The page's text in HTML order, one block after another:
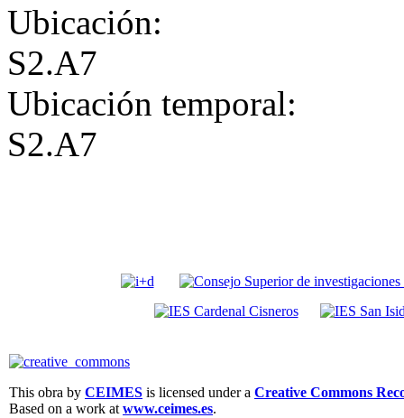
Ubicación:
S2.A7
Ubicación temporal:
S2.A7
This obra by CEIMES is licensed under a Creative Commons
Based on a work at www.ceimes.es.